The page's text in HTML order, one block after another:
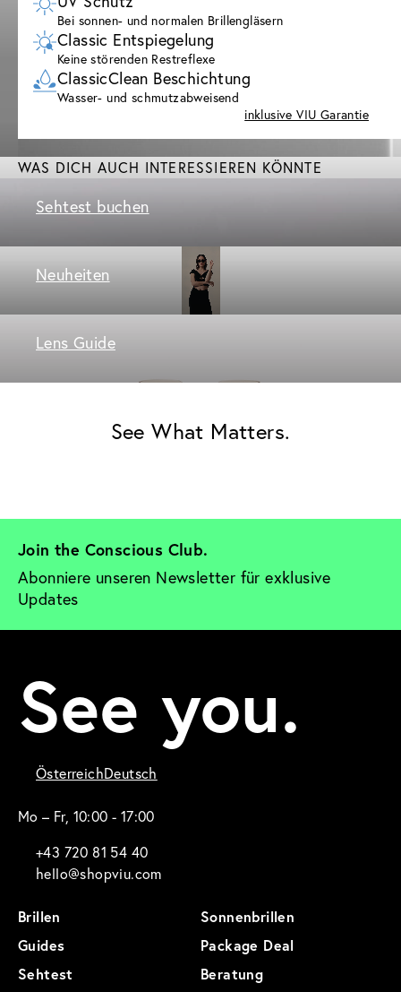
Bei sonnen- und normalen Brillengläsern
Classic Entspiegelung
Keine störenden Restreflexe
ClassicClean Beschichtung
Wasser- und schmutzabweisend
inklusive VIU Garantie
WAS DICH AUCH INTERESSIEREN KÖNNTE
Sehtest buchen
Neuheiten
Lens Guide
See What Matters.
Join the Conscious Club.
Abonniere unseren Newsletter für exklusive
Updates
See you.
ÖsterreichDeutsch
Mo – Fr, 10:00 - 17:00
+43 720 81 54 40
hello@shopviu.com
Brillen
Sonnenbrillen
Guides
Package Deal
Sehtest
Beratung